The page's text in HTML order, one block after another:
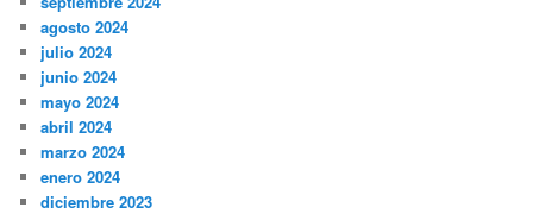
agosto 2024
julio 2024
junio 2024
mayo 2024
abril 2024
marzo 2024
enero 2024
diciembre 2023